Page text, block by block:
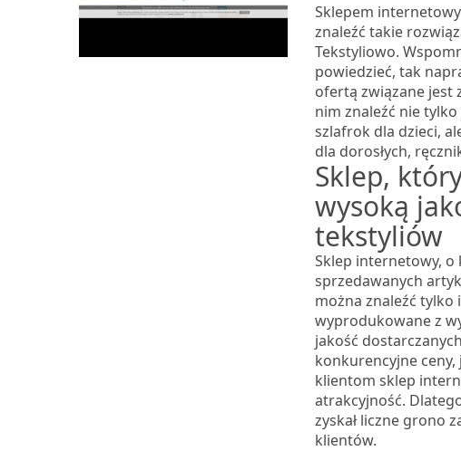
Sklepem
znaleźć takie
Tekstyliowo.
powiedzieć, tak
ofertą związane jest
nim znaleźć nie
szlafrok dla dzieci,
dla dorosłych,
Sklep,
wysoką
tekstyliów
Sklep internetowy, o
sprzedawanych
można znaleźć tylko
wyprodukowane z
jakość
konkurencyjne
klientom sklep
atrakcyjność.
zyskał liczne grono
klientów.